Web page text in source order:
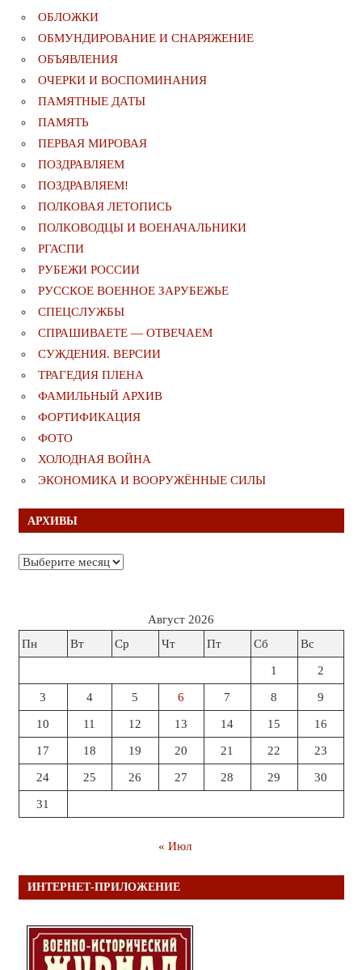
ОБЛОЖКИ
ОБМУНДИРОВАНИЕ И СНАРЯЖЕНИЕ
ОБЪЯВЛЕНИЯ
ОЧЕРКИ И ВОСПОМИНАНИЯ
ПАМЯТНЫЕ ДАТЫ
ПАМЯТЬ
ПЕРВАЯ МИРОВАЯ
ПОЗДРАВЛЯЕМ
ПОЗДРАВЛЯЕМ!
ПОЛКОВАЯ ЛЕТОПИСЬ
ПОЛКОВОДЦЫ И ВОЕНАЧАЛЬНИКИ
РГАСПИ
РУБЕЖИ РОССИИ
РУССКОЕ ВОЕННОЕ ЗАРУБЕЖЬЕ
СПЕЦСЛУЖБЫ
СПРАШИВАЕТЕ — ОТВЕЧАЕМ
СУЖДЕНИЯ. ВЕРСИИ
ТРАГЕДИЯ ПЛЕНА
ФАМИЛЬНЫЙ АРХИВ
ФОРТИФИКАЦИЯ
ФОТО
ХОЛОДНАЯ ВОЙНА
ЭКОНОМИКА И ВООРУЖЁННЫЕ СИЛЫ
АРХИВЫ
Архивы
Август 2026
Пн
Вт Ср Чт Пт Сб Вс
1 2
3 4 5 6 7 8 9
10 11 12 13 14 15 16
17 18 19 20 21 22 23
24 25 26 27 28 29 30
31
« Июл
ИНТЕРНЕТ-ПРИЛОЖЕНИЕ